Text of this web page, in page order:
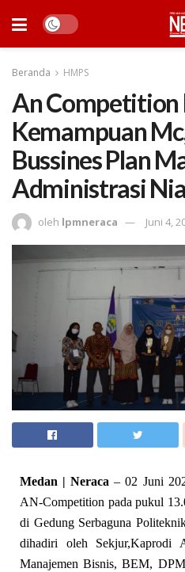
Beranda HMPS
An Competition
Kemampuan
Bussines Plan
Administrasi
oleh lpmneraca Juni 4,
Medan | Neraca – 02 Juni
AN-Competition pada pukul
di Gedung Serbaguna
dihadiri oleh Sekjur,Kaprodi
Manajemen Bisnis, BEM,